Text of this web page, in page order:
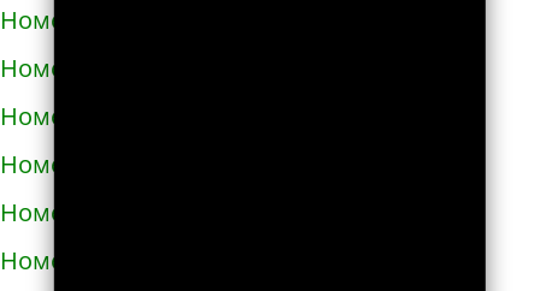
Номера телефонов такси в Херсоне
Номера телефонов такси в Хмельнике
Номера телефонов такси в Хмельницком
Номера телефонов такси в Хороле
Номера телефонов такси в Христиновке
Номера телефонов такси в Хусте